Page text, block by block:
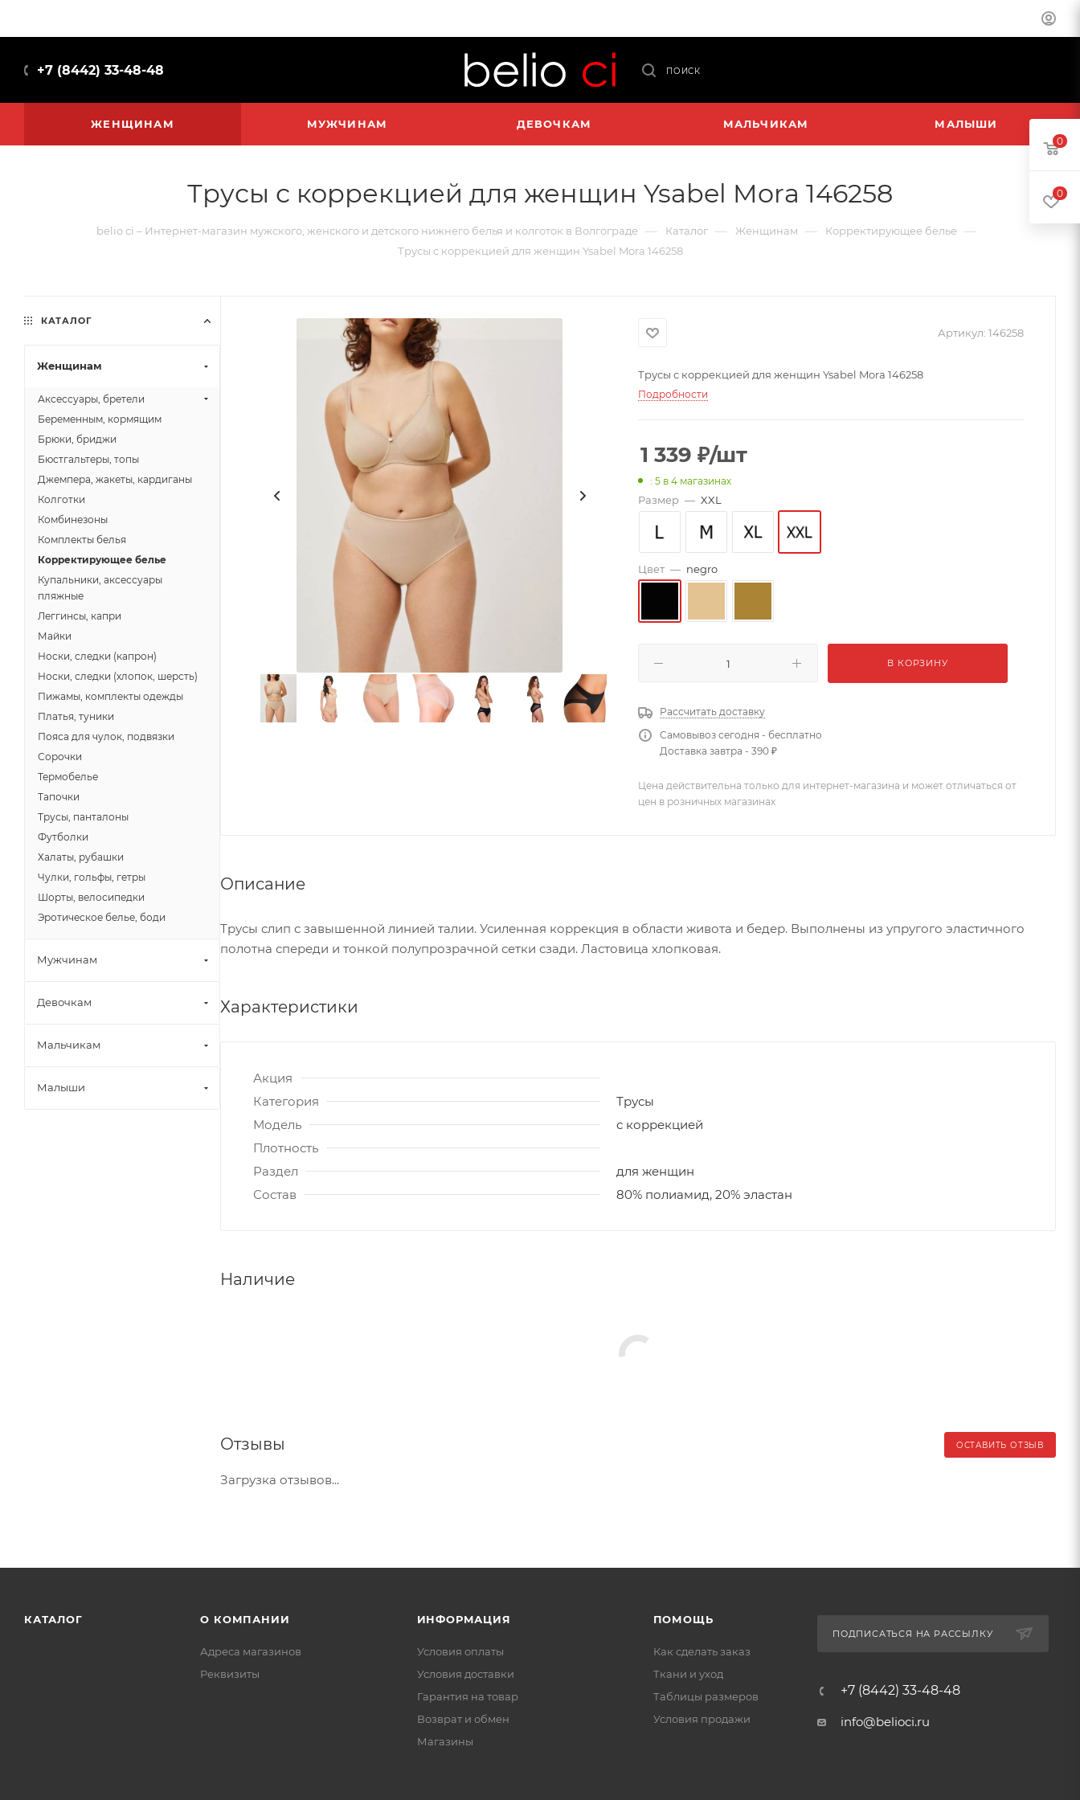
+7 (8442) 33-48-48 ПОИСК
ЖЕНЩИНАМ МУЖЧИНАМ ДЕВОЧКАМ МАЛЬЧИКАМ МАЛЫШИ
Трусы с коррекцией для женщин Ysabel Mora 146258
belio ci – Интернет-магазин мужского, женского и детского нижнего белья и колготок в Волгограде — Каталог — Женщинам — Корректирующее белье —
Трусы с коррекцией для женщин Ysabel Mora 146258
Артикул: 146258
Трусы с коррекцией для женщин Ysabel Mora 146258
Подробности
1 339 ₽/шт
: 5 в 4 магазинах
Размер — XXL
Цвет — negro
В КОРЗИНУ
Рассчитать доставку
Самовывоз сегодня - бесплатно
Доставка завтра - 390 ₽
Цена действительна только для интернет-магазина и может отличаться от
цен в розничных магазинах
Описание
Трусы слип с завышенной линией талии. Усиленная коррекция в области живота и бедер. Выполнены из упругого эластичного
полотна спереди и тонкой полупрозрачной сетки сзади. Ластовица хлопковая.
Характеристики
Акция
Категория
Трусы
Модель
с коррекцией
Плотность
Раздел
для женщин
Состав
80% полиамид, 20% эластан
Наличие
Отзывы ОСТАВИТЬ ОТЗЫВ
Загрузка отзывов...
КАТАЛОГ
Женщинам
Аксессуары, бретели
Беременным, кормящим
Брюки, бриджи
Бюстгальтеры, топы
Джемпера, жакеты, кардиганы
Колготки
Комбинезоны
Комплекты белья
Корректирующее белье
Купальники, аксессуары
пляжные
Леггинсы, капри
Майки
Носки, следки (капрон)
Носки, следки (хлопок, шерсть)
Пижамы, комплекты одежды
Платья, туники
Пояса для чулок, подвязки
Сорочки
Термобелье
Тапочки
Трусы, панталоны
Футболки
Халаты, рубашки
Чулки, гольфы, гетры
Шорты, велосипедки
Эротическое белье, боди
Мужчинам
Девочкам
Мальчикам
Малыши
КАТАЛОГ О КОМПАНИИ
Адреса магазинов
Реквизиты
ИНФОРМАЦИЯ
Условия оплаты
Условия доставки
Гарантия на товар
Возврат и обмен
Магазины
ПОМОЩЬ
Как сделать заказ
Ткани и уход
Таблицы размеров
Условия продажи
ПОДПИСАТЬСЯ НА РАССЫЛКУ
+7 (8442) 33-48-48
info@belioci.ru
0
0